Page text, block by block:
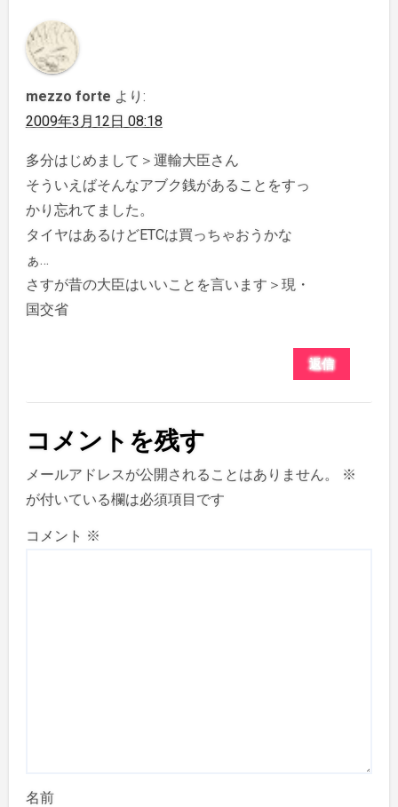
mezzo forte より:
2009年3月12日 08:18
多分はじめまして＞運輸大臣さん
そういえばそんなアブク銭があることをすっ
かり忘れてました。
タイヤはあるけどETCは買っちゃおうかな
ぁ…
さすが昔の大臣はいいことを言います＞現・
国交省
返信
コメントを残す
メールアドレスが公開されることはありません。
※
が付いている欄は必須項目です
コメント ※
名前